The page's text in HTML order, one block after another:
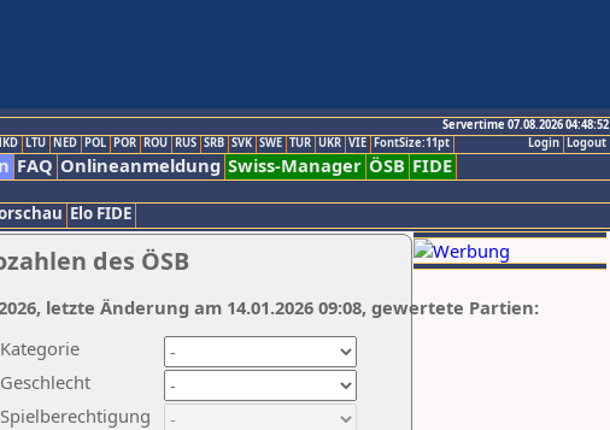
Servertime 07.08.2026 04:48:52
Logout
Login
LTU NED POL POR ROU RUS SRB SVK SWE TUR UKR VIE FontSize:11pt
FAQ Onlineanmeldung Swiss-Manager ÖSB FIDE
Elo FIDE
des ÖSB
Kategorie
Geschlecht
Spielberechtigung
letzte Änderung am 14.01.2026 09:08, gewertete Partien: